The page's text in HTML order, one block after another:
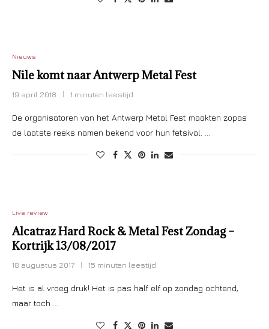
Nieuws
Nile komt naar Antwerp Metal Fest
19 april 2018 1 minuten leestijd
De organisatoren van het Antwerp Metal Fest maakten zopas
de laatste reeks namen bekend voor hun fetsival. …
Live review
Alcatraz Hard Rock & Metal Fest Zondag –
Kortrijk 13/08/2017
18 augustus 2017 15 minuten leestijd
Het is al vroeg druk! Het is pas half elf op zondag ochtend,
maar toch …